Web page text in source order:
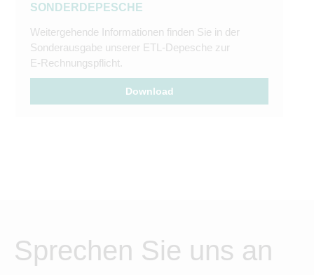
SONDERDEPESCHE
Weitergehende Informationen finden Sie in der
Sonderausgabe unserer ETL-Depesche zur
E-Rechnungspflicht.
Download
Sprechen Sie uns an